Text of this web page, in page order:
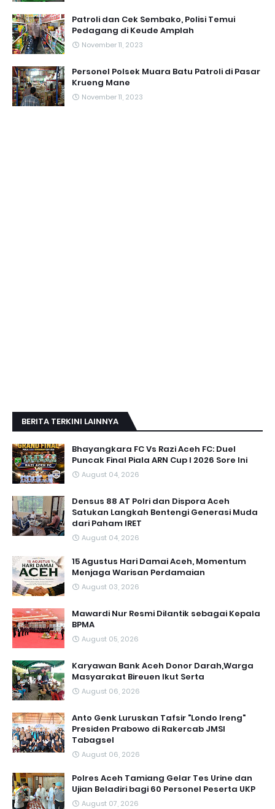
Patroli dan Cek Sembako, Polisi Temui
Pedagang di Keude Amplah
November 11, 2023
Personel Polsek Muara Batu Patroli di Pasar
Krueng Mane
November 11, 2023
BERITA TERKINI LAINNYA
Bhayangkara FC Vs Razi Aceh FC: Duel
Puncak Final Piala ARN Cup I 2026 Sore Ini
August 04, 2026
Densus 88 AT Polri dan Dispora Aceh
Satukan Langkah Bentengi Generasi Muda
dari Paham IRET
August 04, 2026
15 Agustus Hari Damai Aceh, Momentum
Menjaga Warisan Perdamaian
August 03, 2026
Mawardi Nur Resmi Dilantik sebagai Kepala
BPMA
August 05, 2026
Karyawan Bank Aceh Donor Darah,Warga
Masyarakat Bireuen Ikut Serta
August 06, 2026
Anto Genk Luruskan Tafsir "Londo Ireng"
Presiden Prabowo di Rakercab JMSI
Tabagsel
August 06, 2026
Polres Aceh Tamiang Gelar Tes Urine dan
Ujian Beladiri bagi 60 Personel Peserta UKP
August 07, 2026